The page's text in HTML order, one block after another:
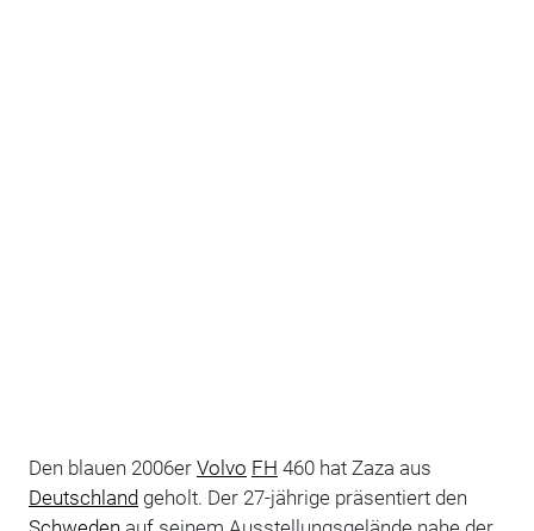
Den blauen 2006er Volvo FH 460 hat Zaza aus
Deutschland geholt. Der 27-jährige präsentiert den